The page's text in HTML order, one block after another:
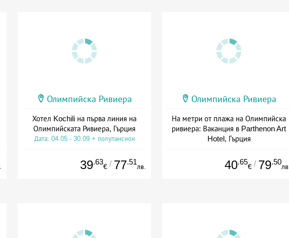
Олимпийска Ривиера
Хотел Kochili на първа линия на
Олимпийската Ривиера, Гърция
Дата: 04.05 - 30.09 + полупансион
39.63
€ / 77.51
лв.
Олимпийска Ривиера
На метри от плажа на Олимпийска
ривиера: Ваканция в Parthenon Art
Hotel, Гърция
40.65
€ / 79.50
лв.